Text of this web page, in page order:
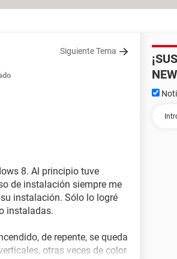
Siguiente Tema
8. Al principio tuve
de instalación siempre me
instalación. Sólo lo logré
instaladas.
de repente, se queda
otras veces de color